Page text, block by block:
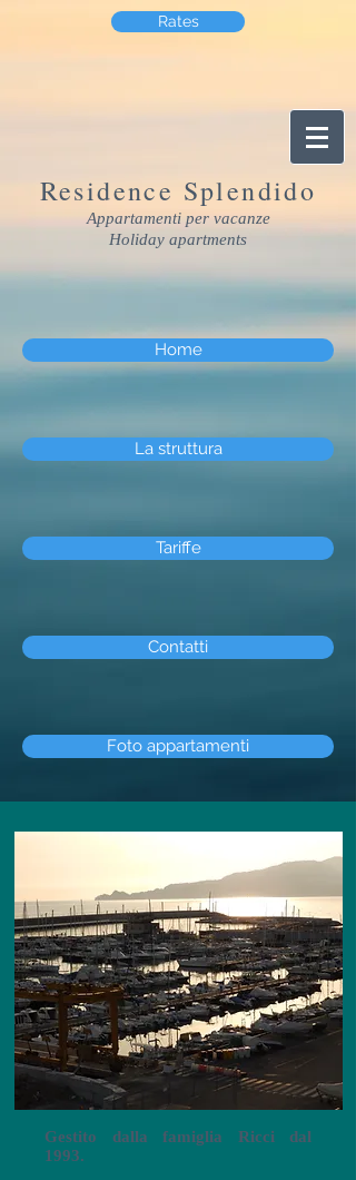
Rates
Residence Splendido
Appartamenti per vacanze
Holiday apartments
Home
La struttura
Tariffe
Contatti
Foto appartamenti
Gestito dalla famiglia Ricci dal
1993.